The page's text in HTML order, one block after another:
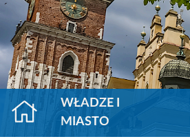
WŁADZE I
MIASTO